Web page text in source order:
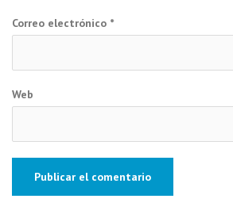
Correo electrónico *
Web